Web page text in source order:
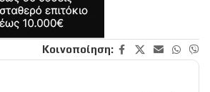
Κοινοποίηση: